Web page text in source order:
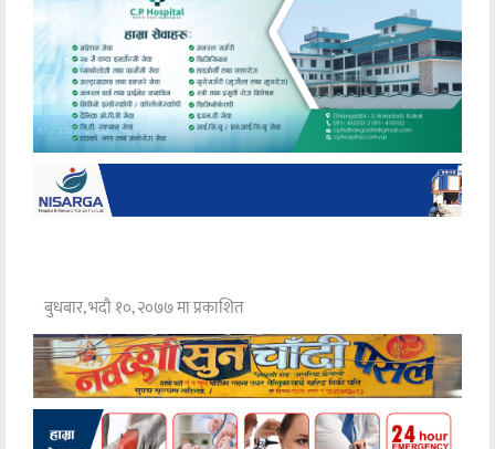
बुधबार, भदौ १०, २०७७ मा प्रकाशित